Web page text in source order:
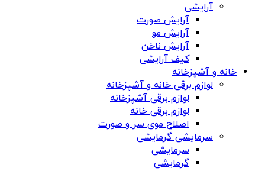
آرایشی
آرایش صورت
آرایش مو
آرایش ناخن
کیف آرایشی
خانه و آشپزخانه
لوازم برقی خانه و آشپزخانه
لوازم برقی آشپزخانه
لوازم برقی خانه
اصلاح موی سر و صورت
سرمایشی گرمایشی
سرمایشی
گرمایشی